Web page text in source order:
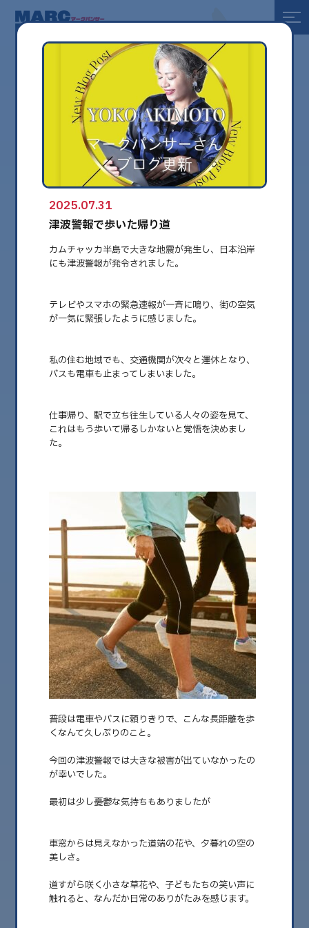
全て
健康
美容
環境
globe
津波警報で歩いた帰り道
カムチャッカ半島で大きな地震が発生し、日本沿岸にも津波警報が発令され
ました。 &nbs……
2026.08
2026.07
2026.06
2026.05
2026.04
2026.03
2025.12
2025.11
2025.10
2025.07.31
津波警報で歩いた帰り道
カムチャッカ半島で大きな地震が発生し、日本沿岸
にも津波警報が発令されました。
テレビやスマホの緊急速報が一斉に鳴り、街の空気
が一気に緊張したように感じました。
私の住む地域でも、交通機関が次々と運休となり、
バスも電車も止まってしまいました。
仕事帰り、駅で立ち往生している人々の姿を見て、
これはもう歩いて帰るしかないと覚悟を決めまし
た。
普段は電車やバスに頼りきりで、こんな長距離を歩
くなんて久しぶりのこと。
今回の津波警報では大きな被害が出ていなかったの
が幸いでした。
最初は少し憂鬱な気持ちもありましたが
車窓からは見えなかった道端の花や、夕暮れの空の
美しさ。
道すがら咲く小さな草花や、子どもたちの笑い声に
触れると、なんだか日常のありがたみを感じます。